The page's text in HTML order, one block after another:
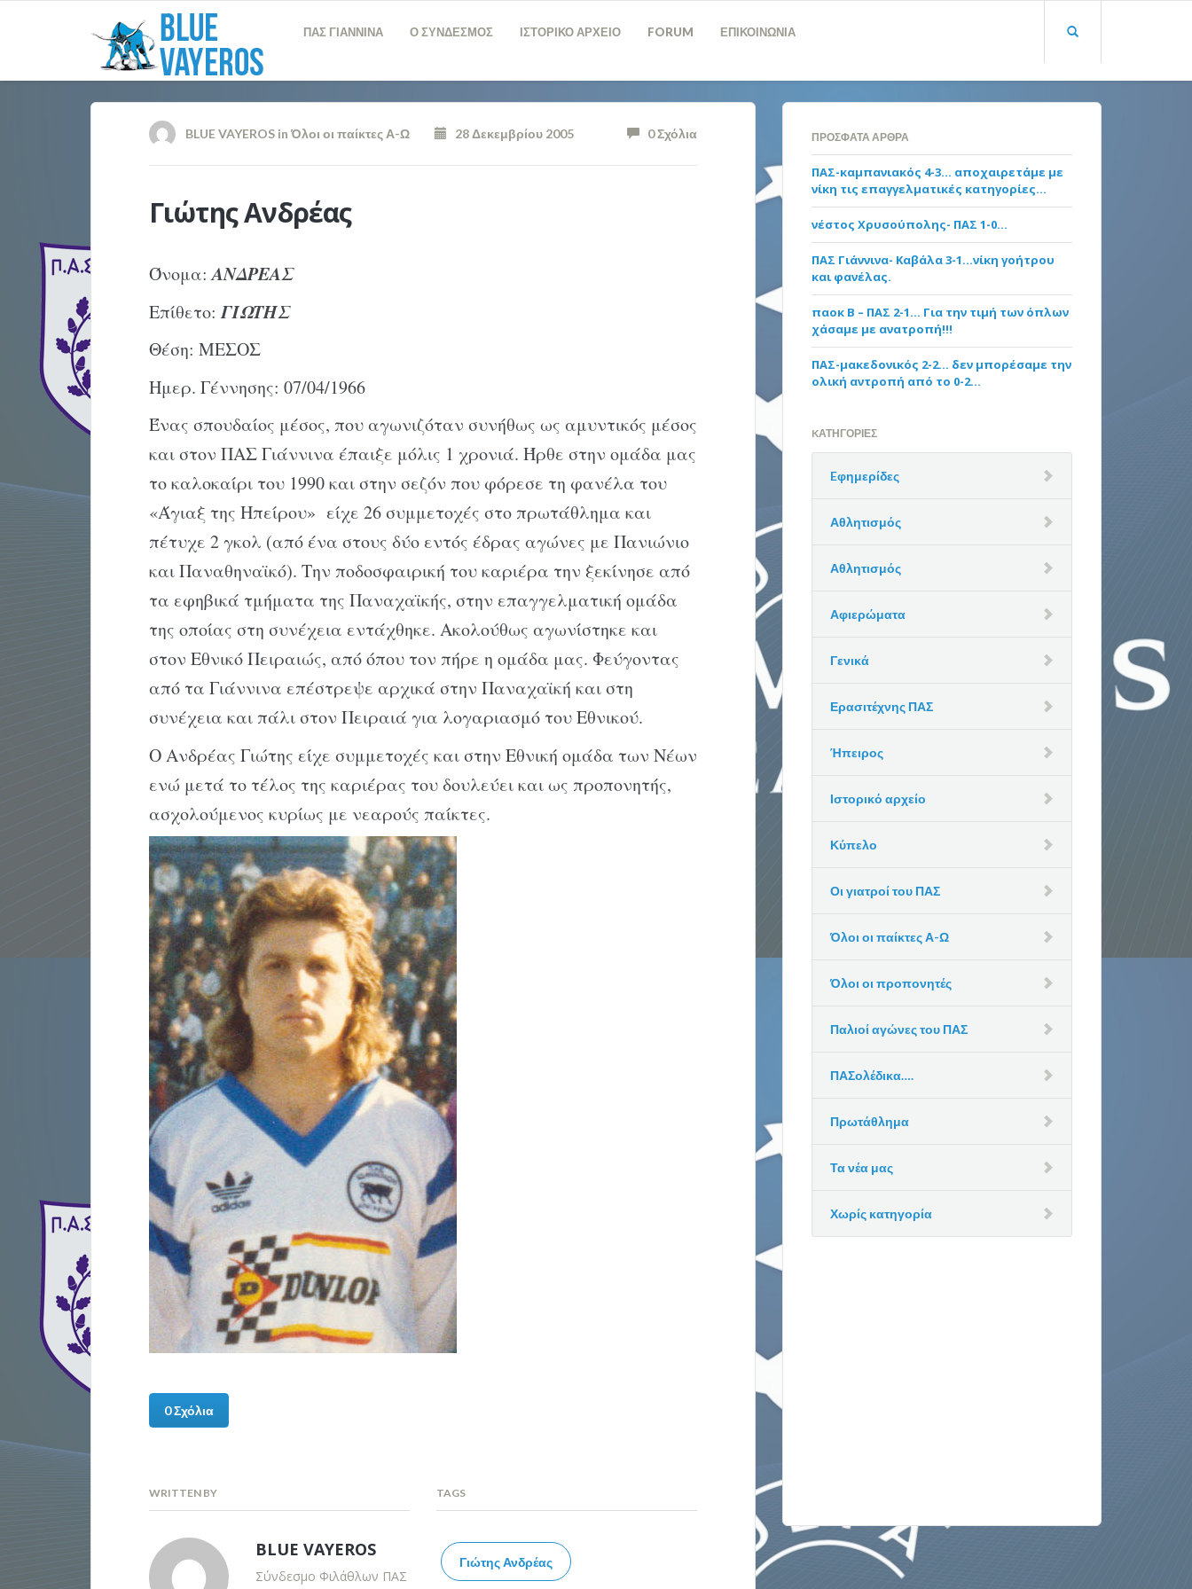
ΠΑΣ ΓΙΑΝΝΙΝΑ Ο ΣΥΝΔΕΣΜΟΣ ΙΣΤΟΡΙΚΟ ΑΡΧΕΙΟ FORUM ΕΠΙΚΟΙΝΩΝΙΑ
BLUE VAYEROSin Όλοι οι παίκτες Α-Ω 28 Δεκεμβρίου 2005 0 Σχόλια
Γιώτης Ανδρέας
Όνομα:ΑΝΔΡΕΑΣ
Επίθετο:ΓΙΩΤΗΣ
Θέση: ΜΕΣΟΣ
Ημερ. Γέννησης: 07/04/1966
Ένας σπουδαίος μέσος, που αγωνιζόταν συνήθως ως αμυντικός μέσος
και στον ΠΑΣ Γιάννινα έπαιξε μόλις 1 χρονιά. Ήρθε στην ομάδα μας
το καλοκαίρι του 1990 και στην σεζόν που φόρεσε τη φανέλα του
«Άγιαξ της Ηπείρου» είχε 26 συμμετοχές στο πρωτάθλημα και
πέτυχε 2 γκολ (από ένα στους δύο εντός έδρας αγώνες με Πανιώνιο
και Παναθηναϊκό). Την ποδοσφαιρική του καριέρα την ξεκίνησε από
τα εφηβικά τμήματα της Παναχαϊκής, στην επαγγελματική ομάδα
της οποίας στη συνέχεια εντάχθηκε. Ακολούθως αγωνίστηκε και
στον Εθνικό Πειραιώς, από όπου τον πήρε η ομάδα μας. Φεύγοντας
από τα Γιάννινα επέστρεψε αρχικά στην Παναχαϊκή και στη
συνέχεια και πάλι στον Πειραιά για λογαριασμό του Εθνικού.
Ο Ανδρέας Γιώτης είχε συμμετοχές και στην Εθνική ομάδα των Νέων
ενώ μετά το τέλος της καριέρας του δουλεύει και ως προπονητής,
ασχολούμενος κυρίως με νεαρούς παίκτες.
0 Σχόλια
WRITTEN BY
BLUE VAYEROS
Σύνδεσμο Φιλάθλων ΠΑΣ
TAGS
Γιώτης Ανδρέας
ΠΡΌΣΦΑΤΑ ΆΡΘΡΑ
ΠΑΣ-καμπανιακός 4-3… αποχαιρετάμε με
νίκη τις επαγγελματικές κατηγορίες…
νέστος Χρυσούπολης- ΠΑΣ 1-0…
ΠΑΣ Γιάννινα- Καβάλα 3-1…νίκη γοήτρου
και φανέλας.
παοκ Β – ΠΑΣ 2-1… Για την τιμή των όπλων
χάσαμε με ανατροπή!!!
ΠΑΣ-μακεδονικός 2-2… δεν μπορέσαμε την
ολική αντροπή από το 0-2…
KΑΤΗΓΟΡΊΕΣ
Eφημερίδες
Αθλητισμός
Αθλητισμός
Αφιερώματα
Γενικά
Ερασιτέχνης ΠΑΣ
Ήπειρος
Ιστορικό αρχείο
Κύπελο
Οι γιατροί του ΠΑΣ
Όλοι οι παίκτες Α-Ω
Όλοι οι προπονητές
Παλιοί αγώνες του ΠΑΣ
ΠΑΣολέδικα….
Πρωτάθλημα
Τα νέα μας
Χωρίς κατηγορία